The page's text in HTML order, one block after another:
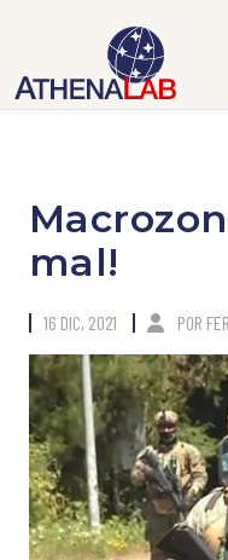
mal!
16 DIC, 2021 POR